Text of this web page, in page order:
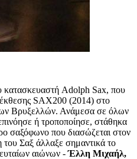
Adolph Sax, που
έκθεσης SAX200 (2014) στο
Βρυξελλών. Ανάμεσα σε όλων
ή τροποποίησε, στάθηκα
σαξόφωνο που διασώζεται στον
Σαξ άλλαξε σημαντικά το
αιώνων -Έλλη Μιχαήλ,